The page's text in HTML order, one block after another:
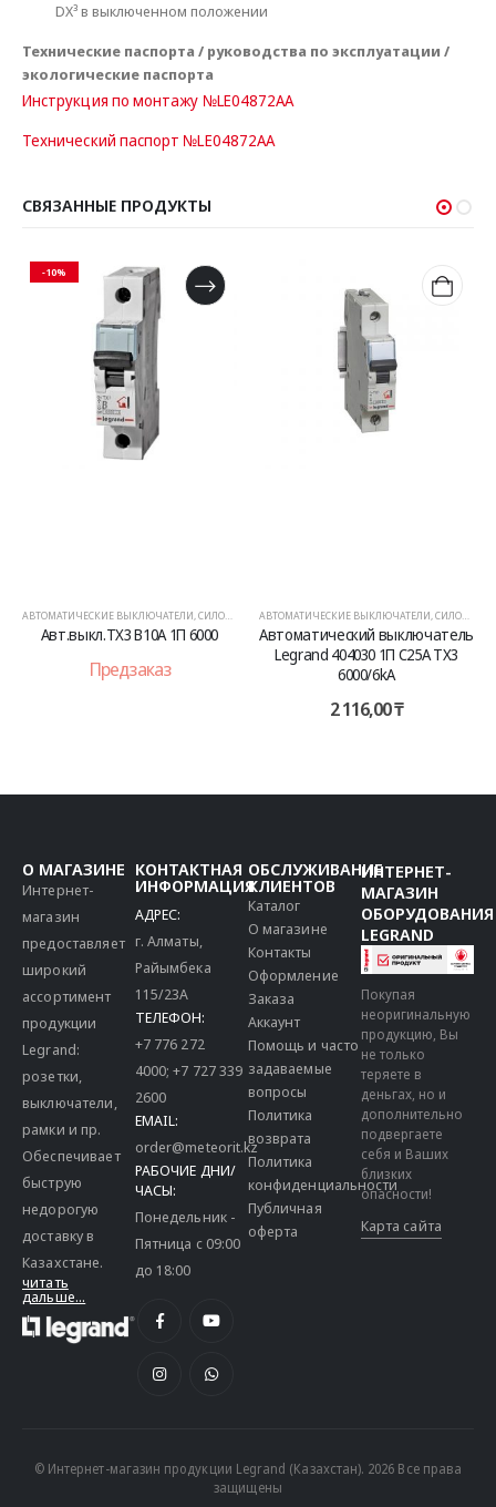
DX³ в выключенном положении
Технические паспорта / руководства по эксплуатации /
экологические паспорта
Инструкция по монтажу №LE04872AA
Технический паспорт №LE04872AA
СВЯЗАННЫЕ ПРОДУКТЫ
СИЛОВОЕ ОБОРУДОВАНИЕ АВТОМАТИЧЕСКИЕ ВЫКЛЮЧАТЕЛИ СИЛОВОЕ ОБОРУДОВАНИЕ
Автоматический выключатель
Legrand 404030 1П C25A TX3
6000/6kA
АВТОМАТИЧЕСКИЕ ВЫКЛЮЧАТЕЛИ
Автоматический
Legrand 404033 1П C50A
6000/6kA
2 198,00
О МАГАЗИНЕ
Интернет-
магазин
предоставляет
широкий
ассортимент
продукции
Legrand:
розетки,
выключатели,
рамки и пр.
Обеспечивает
быструю
недорогую
доставку в
Казахстане.
читать
дальше...
КОНТАКТНАЯ
ИНФОРМАЦИЯ
АДРЕС:
г. Алматы,
Райымбека
115/23A
ТЕЛЕФОН:
+7 776 272
4000;+7 727 339
2600
EMAIL:
order@meteorit.kz
РАБОЧИЕ ДНИ/
ЧАСЫ:
Понедельник -
Пятница с 09:00
до 18:00
ОБСЛУЖИВАНИЕ
КЛИЕНТОВ
Каталог
О магазине
Контакты
Оформление
Заказа
Аккаунт
Помощь и часто
задаваемые
вопросы
Политика
возврата
Политика
конфиденциальности
Публичная
оферта
ИНТЕРНЕТ-
МАГАЗИН
ОБОРУДОВАНИЯ
LEGRAND
Покупая
неоригинальную
продукцию, Вы
не только
теряете в
деньгах, но и
дополнительно
подвергаете
себя и Ваших
близких
опасности!
Карта сайта
© Интернет-магазин продукции Legrand (Казахстан). 2026 Все права
защищены